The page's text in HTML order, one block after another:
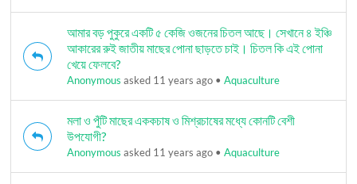
আমার বড় পুকুরে একটি ৫ কেজি ওজনের চিতল আছে। সেখানে ৪ ইঞ্চি
আকারের রুই জাতীয় মাছের পোনা ছাড়তে চাই। চিতল কি এই পোনা
খেয়ে ফেলবে?
Anonymous asked 11 years ago •Aquaculture
মলা ও পুঁটি মাছের এককচাষ ও মিশ্রচাষের মধ্যে কোনটি বেশী
উপযোগী?
Anonymous asked 11 years ago •Aquaculture